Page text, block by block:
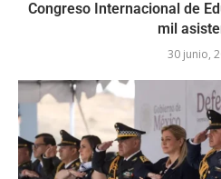
Congreso Internacional de
mil
30 junio,